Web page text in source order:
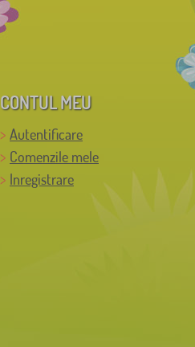
CONTUL MEU
Autentificare
Comenzile mele
Inregistrare